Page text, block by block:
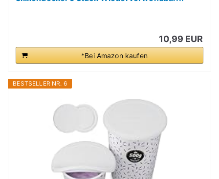
10,99 EUR
*Bei Amazon kaufen
BESTSELLER NR. 6